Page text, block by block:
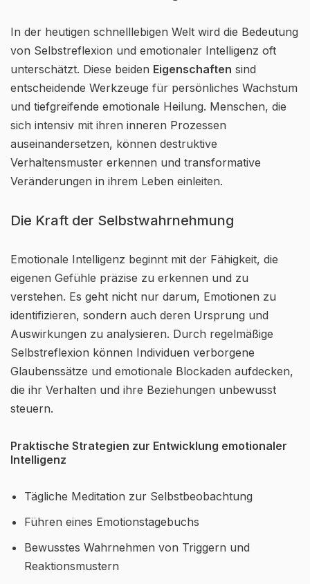
In der heutigen schnelllebigen Welt wird die Bedeutung
von Selbstreflexion und emotionaler Intelligenz oft
unterschätzt. Diese beiden Eigenschaften sind
entscheidende Werkzeuge für persönliches Wachstum
und tiefgreifende emotionale Heilung. Menschen, die
sich intensiv mit ihren inneren Prozessen
auseinandersetzen, können destruktive
Verhaltensmuster erkennen und transformative
Veränderungen in ihrem Leben einleiten.
Die Kraft der Selbstwahrnehmung
Emotionale Intelligenz beginnt mit der Fähigkeit, die
eigenen Gefühle präzise zu erkennen und zu
verstehen. Es geht nicht nur darum, Emotionen zu
identifizieren, sondern auch deren Ursprung und
Auswirkungen zu analysieren. Durch regelmäßige
Selbstreflexion können Individuen verborgene
Glaubenssätze und emotionale Blockaden aufdecken,
die ihr Verhalten und ihre Beziehungen unbewusst
steuern.
Praktische Strategien zur Entwicklung emotionaler
Intelligenz
Tägliche Meditation zur Selbstbeobachtung
Führen eines Emotionstagebuchs
Bewusstes Wahrnehmen von Triggern und
Reaktionsmustern